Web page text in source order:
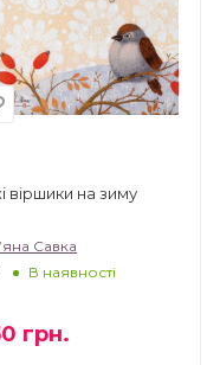
віршики на зиму
Савка
В наявності
грн.